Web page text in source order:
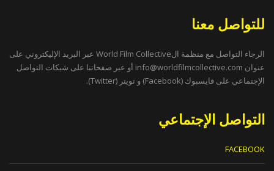
للتواصل معنا
الرجاء التواصل مع منظمة الWorld Film Collective عبر البريد الإليكتروني على
عنوان info@worldfilmcollective.com أو عبر صفحاتنا على شبكات التواصل
الإجتماعي على فايسبوك (Facebook) و تويتر (Twitter).
التواصل الإجتماعي
FACEBOOK